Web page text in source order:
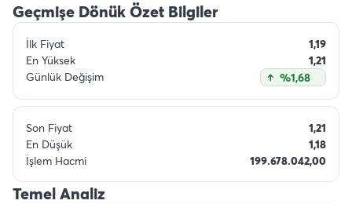
Geçmişe Dönük Özet Bilgiler
İlk Fiyat
1,19
En Yüksek
1,21
Günlük Değişim
%1,68
Son Fiyat
1,21
En Düşük
1,18
İşlem Hacmi
199.678.042,00
Temel Analiz